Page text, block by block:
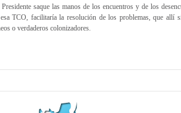
saque las manos de los encuentros y de los
TCO, facilitaría la resolución de los problemas, que allí
o verdaderos colonizadores.